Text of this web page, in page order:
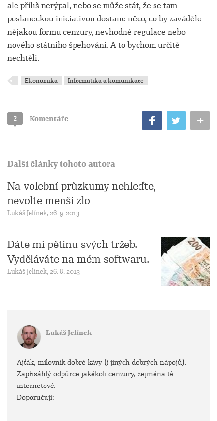
ale příliš nerýpal, nebo se může stát, že se tam
poslaneckou iniciativou dostane něco, co by zavádělo
nějakou formu cenzury, nevhodné regulace nebo
nového státního špehování. A to bychom určitě
nechtěli.
Ekonomika Informatika a komunikace
2 Komentáře +
Další články tohoto autora
Na volební průzkumy nehleďte,
nevolte menší zlo
Lukáš Jelínek, 26. 9. 2013
Dáte mi pětinu svých tržeb.
Vyděláváte na mém softwaru.
Lukáš Jelínek, 26. 8. 2013
Lukáš Jelínek
Ajťák, milovník dobré kávy (i jiných dobrých nápojů).
Zapřisáhlý odpůrce jakékoli cenzury, zejména té
internetové.
Doporučuji: